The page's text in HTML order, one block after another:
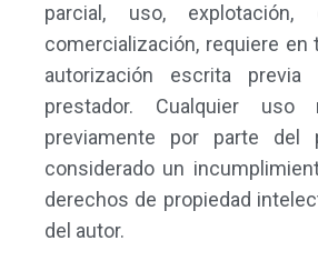
parcial, uso, explotación,
comercialización, requiere en
autorización escrita
prestador. Cualquier uso
previamente por parte del
considerado un
derechos de propiedad
del autor.